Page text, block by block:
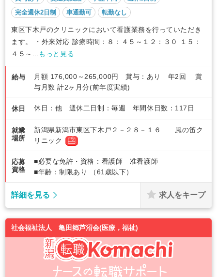
完全週休2日制
車通勤可 転勤なし
東区下木戸のクリニックにおいて看護業務を行っていただき
ます。 ・外来対応 診療時間：８：４５～１２：３０ １５：
４５～...
もっと見る
給与
月額 176,000～265,000円 賞与：あり 年2回 賞
与月数 計2ヶ月分(前年度実績)
休日 休日：他 週休二日制：毎週 年間休日数：117日
就業
場所
新潟県新潟市東区下木戸２－２８－１６ 風の笛ク
リニック
応募
資格
■必要な免許・資格：看護師 准看護師
■年齢：制限あり （61歳以下）
詳細を見る 求人をキープ
社会福祉法人 亀田郷芦沼会(医療，福祉)